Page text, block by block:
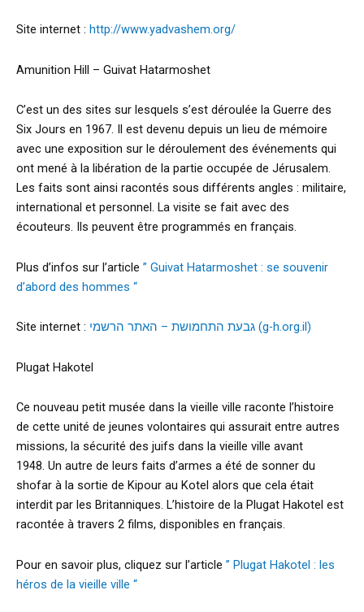
Site internet : http://www.yadvashem.org/
Amunition Hill – Guivat Hatarmoshet
C’est un des sites sur lesquels s’est déroulée la Guerre des
Six Jours en 1967. Il est devenu depuis un lieu de mémoire
avec une exposition sur le déroulement des événements qui
ont mené à la libération de la partie occupée de Jérusalem.
Les faits sont ainsi racontés sous différents angles : militaire,
international et personnel. La visite se fait avec des
écouteurs. Ils peuvent être programmés en français.
Plus d’infos sur l’article ” Guivat Hatarmoshet : se souvenir
d’abord des hommes “
Site internet : גבעת התחמושת – האתר הרשמי (g-h.org.il)
Plugat Hakotel
Ce nouveau petit musée dans la vieille ville raconte l’histoire
de cette unité de jeunes volontaires qui assurait entre autres
missions, la sécurité des juifs dans la vieille ville avant
1948. Un autre de leurs faits d’armes a été de sonner du
shofar à la sortie de Kipour au Kotel alors que cela était
interdit par les Britanniques. L’histoire de la Plugat Hakotel est
racontée à travers 2 films, disponibles en français.
Pour en savoir plus, cliquez sur l’article ” Plugat Hakotel : les
héros de la vieille ville “